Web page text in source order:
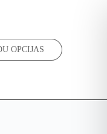
OPCIJAS